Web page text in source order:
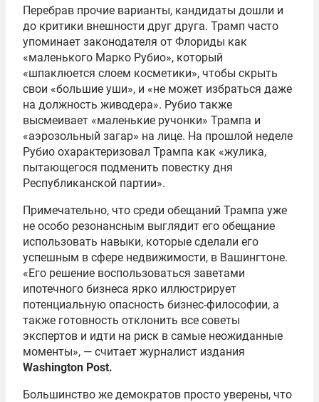
Перебрав прочие варианты, кандидаты дошли и
до критики внешности друг друга. Трамп часто
упоминает законодателя от Флориды как
«маленького Марко Рубио», который
«шпаклюется слоем косметики», чтобы скрыть
свои «большие уши», и «не может избраться даже
на должность живодера». Рубио также
высмеивает «маленькие ручонки» Трампа и
«аэрозольный загар» на лице. На прошлой неделе
Рубио охарактеризовал Трампа как «жулика,
пытающегося подменить повестку дня
Республиканской партии».
Примечательно, что среди обещаний Трампа уже
не особо резонансным выглядит его обещание
использовать навыки, которые сделали его
успешным в сфере недвижимости, в Вашингтоне.
«Его решение воспользоваться заветами
ипотечного бизнеса ярко иллюстрирует
потенциальную опасность бизнес-философии, а
также готовность отклонить все советы
экспертов и идти на риск в самые неожиданные
моменты», — считает журналист издания
Washington Post.
Большинство же демократов просто уверены, что